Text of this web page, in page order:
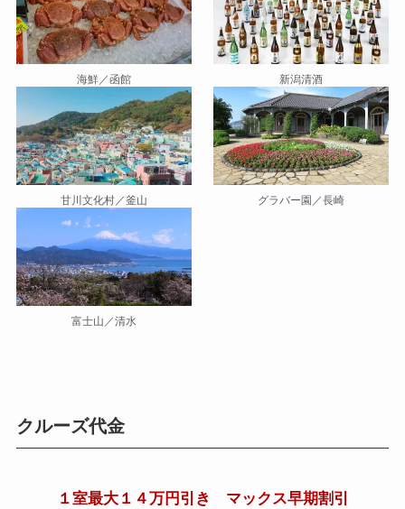
海鮮／函館 新潟清酒
甘川文化村／釜山 グラバー園／長崎
富士山／清水
クルーズ代金
１室最大１４万円引き マックス早期割引